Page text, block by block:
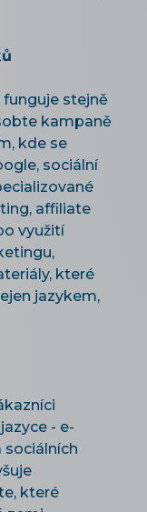
stejně
kampaně
kde se
sociální
affiliate
využití
které
jazykem,
- e-
sociálních
které